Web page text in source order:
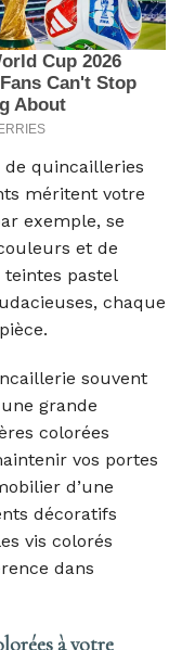
de quincailleries
méritent votre
exemple, se
et de
teintes pastel
chaque
souvent
grande
colorées
vos portes
d’une
décoratifs
vis colorés
dans
à votre